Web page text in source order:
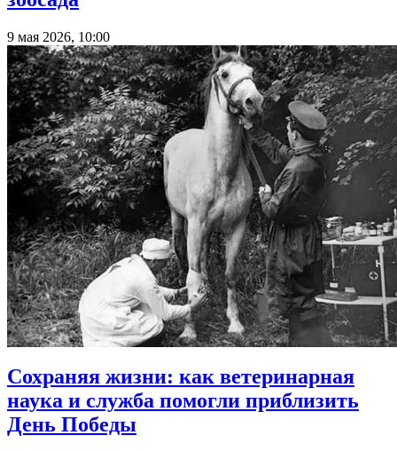
9 мая 2026, 10:00
Сохраняя жизни: как ветеринарная
наука и служба помогли приблизить
День Победы